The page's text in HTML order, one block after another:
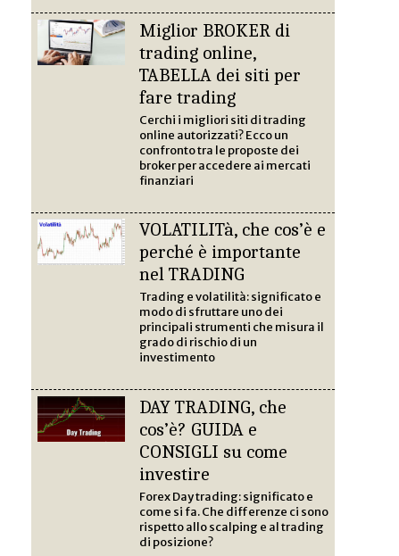
Miglior BROKER di
trading online,
TABELLA dei siti per
fare trading
Cerchi i migliori siti di trading
online autorizzati? Ecco un
confronto tra le proposte dei
broker per accedere ai mercati
finanziari
VOLATILITà, che cos’è e
perché è importante
nel TRADING
Trading e volatilità: significato e
modo di sfruttare uno dei
principali strumenti che misura il
grado di rischio di un
investimento
DAY TRADING, che
cos’è? GUIDA e
CONSIGLI su come
investire
Forex Day trading: significato e
come si fa. Che differenze ci sono
rispetto allo scalping e al trading
di posizione?